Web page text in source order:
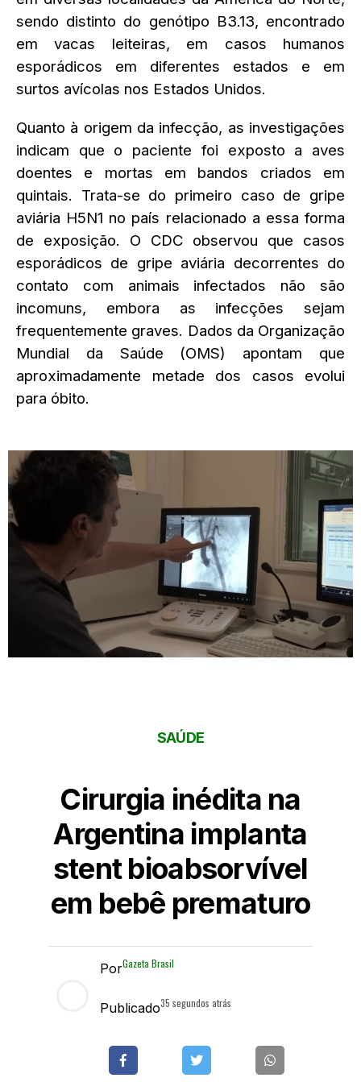
sendo distinto do genótipo B3.13, encontrado
em vacas leiteiras, em casos humanos
esporádicos em diferentes estados e em
surtos avícolas nos Estados Unidos.
Quanto à origem da infecção, as investigações
indicam que o paciente foi exposto a aves
doentes e mortas em bandos criados em
quintais. Trata-se do primeiro caso de gripe
aviária H5N1 no país relacionado a essa forma
de exposição. O CDC observou que casos
esporádicos de gripe aviária decorrentes do
contato com animais infectados não são
incomuns, embora as infecções sejam
frequentemente graves. Dados da Organização
Mundial da Saúde (OMS) apontam que
aproximadamente metade dos casos evolui
para óbito.
SAÚDE
Cirurgia inédita na
Argentina implanta
stent bioabsorvível
em bebê prematuro
PorGazeta Brasil
Publicado35 segundos atrás